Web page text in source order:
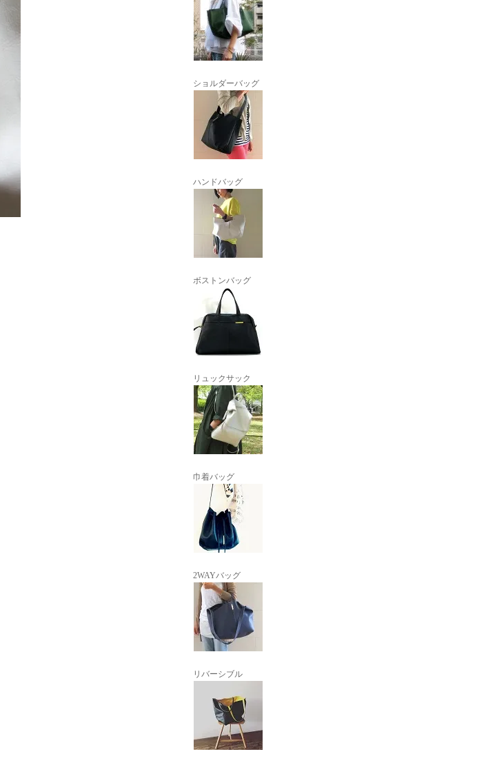
ショルダーバッグ
ハンドバッグ
ボストンバッグ
リュックサック
巾着バッグ
2WAYバッグ
リバーシブル